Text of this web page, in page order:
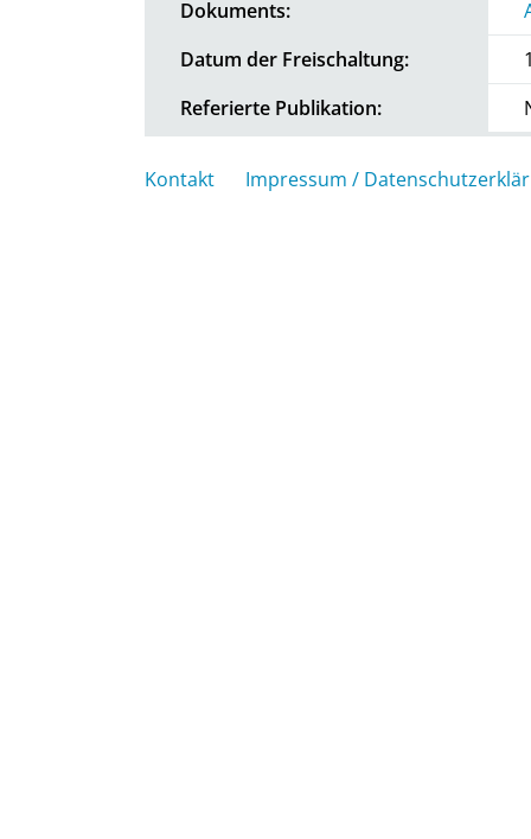
Dokuments:
Datum der Freischaltung:
Referierte Publikation:
Kontakt Impressum /